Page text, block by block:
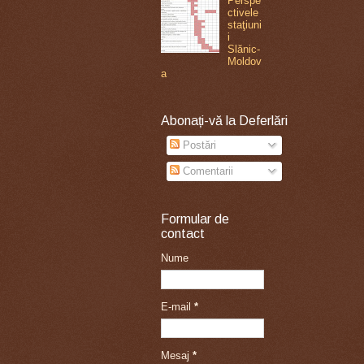
ctivele
staţiuni
i
Slănic-
Moldov
a
Abonați-vă la Deferlări
Postări
Comentarii
Formular de
contact
Nume
E-mail *
Mesaj *